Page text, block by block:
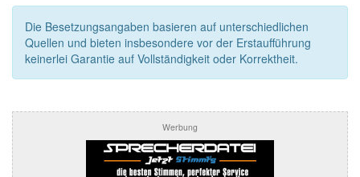
Die Besetzungsangaben basieren auf unterschiedlichen
Quellen und bieten insbesondere vor der Erstaufführung
keinerlei Garantie auf Vollständigkeit oder Korrektheit.
Werbung